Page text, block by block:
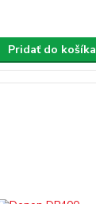
Pridať do košíka